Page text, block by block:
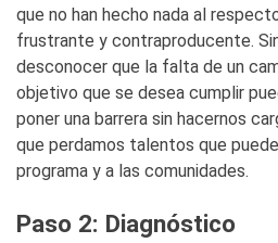
que no han hecho nada al
frustrante y contraproducente.
desconocer que la falta de un
objetivo que se desea cumplir
poner una barrera sin hacernos
que perdamos talentos que
programa y a las comunidades.
Paso 2: Diagnóstico